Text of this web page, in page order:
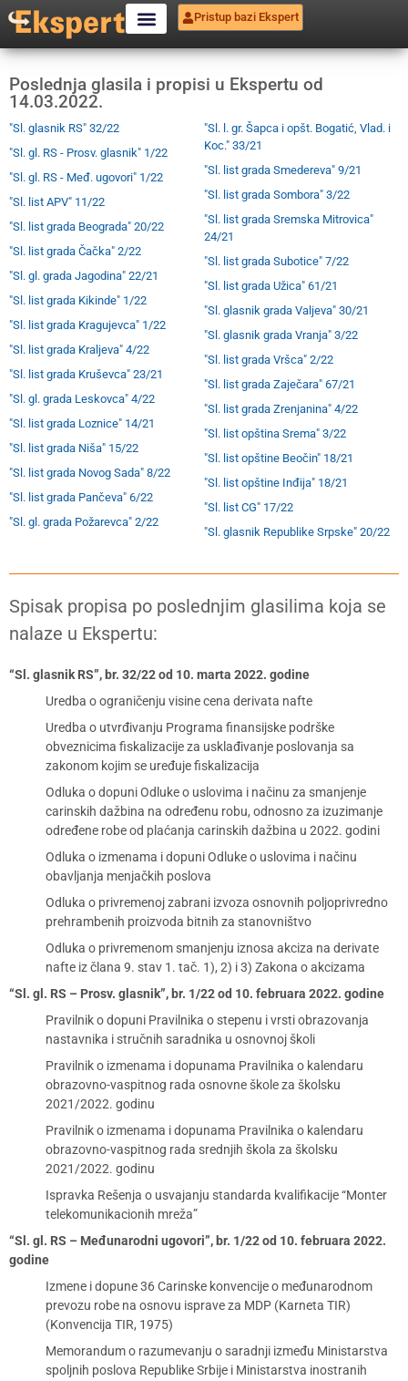
Pristup bazi Ekspert
Poslednja glasila i propisi u Ekspertu od
14.03.2022.
"Sl. glasnik RS" 32/22
"Sl. gl. RS - Prosv. glasnik" 1/22
"Sl. gl. RS - Međ. ugovori" 1/22
"Sl. list APV" 11/22
"Sl. list grada Beograda" 20/22
"Sl. list grada Čačka" 2/22
"Sl. gl. grada Jagodina" 22/21
"Sl. list grada Kikinde" 1/22
"Sl. list grada Kragujevca" 1/22
"Sl. list grada Kraljeva" 4/22
"Sl. list grada Kruševca" 23/21
"Sl. gl. grada Leskovca" 4/22
"Sl. list grada Loznice" 14/21
"Sl. list grada Niša" 15/22
"Sl. list grada Novog Sada" 8/22
"Sl. list grada Pančeva" 6/22
"Sl. gl. grada Požarevca" 2/22
"Sl. l. gr. Šapca i opšt. Bogatić, Vlad. i
Koc." 33/21
"Sl. list grada Smedereva" 9/21
"Sl. list grada Sombora" 3/22
"Sl. list grada Sremska Mitrovica"
24/21
"Sl. list grada Subotice" 7/22
"Sl. list grada Užica" 61/21
"Sl. glasnik grada Valjeva" 30/21
"Sl. glasnik grada Vranja" 3/22
"Sl. list grada Vršca" 2/22
"Sl. list grada Zaječara" 67/21
"Sl. list grada Zrenjanina" 4/22
"Sl. list opština Srema" 3/22
"Sl. list opštine Beočin" 18/21
"Sl. list opštine Inđija" 18/21
"Sl. list CG" 17/22
"Sl. glasnik Republike Srpske" 20/22
Spisak propisa po poslednjim glasilima koja se
nalaze u Ekspertu:
“Sl. glasnik RS”, br. 32/22 od 10. marta 2022. godine
Uredba o ograničenju visine cena derivata nafte
Uredba o utvrđivanju Programa finansijske podrške
obveznicima fiskalizacije za usklađivanje poslovanja sa
zakonom kojim se uređuje fiskalizacija
Odluka o dopuni Odluke o uslovima i načinu za smanjenje
carinskih dažbina na određenu robu, odnosno za izuzimanje
određene robe od plaćanja carinskih dažbina u 2022. godini
Odluka o izmenama i dopuni Odluke o uslovima i načinu
obavljanja menjačkih poslova
Odluka o privremenoj zabrani izvoza osnovnih poljoprivredno
prehrambenih proizvoda bitnih za stanovništvo
Odluka o privremenom smanjenju iznosa akciza na derivate
nafte iz člana 9. stav 1. tač. 1), 2) i 3) Zakona o akcizama
“Sl. gl. RS – Prosv. glasnik”, br. 1/22 od 10. februara 2022. godine
Pravilnik o dopuni Pravilnika o stepenu i vrsti obrazovanja
nastavnika i stručnih saradnika u osnovnoj školi
Pravilnik o izmenama i dopunama Pravilnika o kalendaru
obrazovno-vaspitnog rada osnovne škole za školsku
2021/2022. godinu
Pravilnik o izmenama i dopunama Pravilnika o kalendaru
obrazovno-vaspitnog rada srednjih škola za školsku
2021/2022. godinu
Ispravka Rešenja o usvajanju standarda kvalifikacije “Monter
telekomunikacionih mreža”
“Sl. gl. RS – Međunarodni ugovori”, br. 1/22 od 10. februara 2022.
godine
Izmene i dopune 36 Carinske konvencije o međunarodnom
prevozu robe na osnovu isprave za MDP (Karneta TIR)
(Konvencija TIR, 1975)
Memorandum o razumevanju o saradnji između Ministarstva
spoljnih poslova Republike Srbije i Ministarstva inostranih